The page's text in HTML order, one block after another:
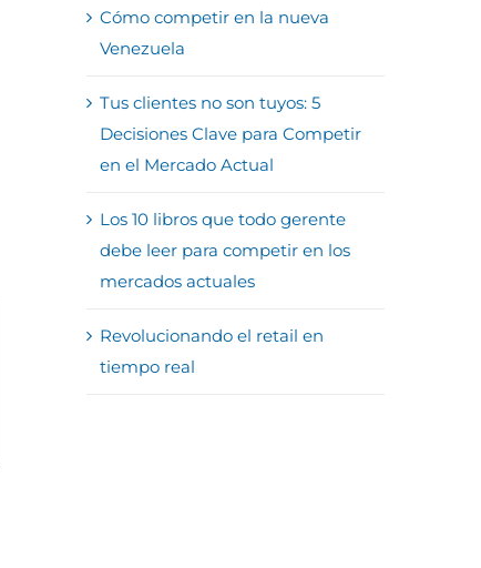
Cómo competir en la nueva
Venezuela
Tus clientes no son tuyos: 5
Decisiones Clave para Competir
en el Mercado Actual
Los 10 libros que todo gerente
debe leer para competir en los
mercados actuales
Revolucionando el retail en
tiempo real